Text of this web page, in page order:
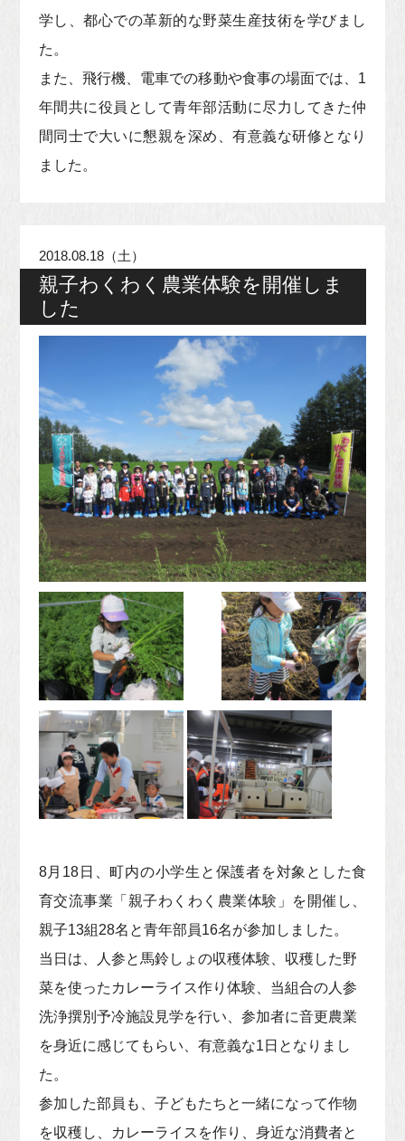
学し、都心での革新的な野菜生産技術を学びまし
た。
また、飛行機、電車での移動や食事の場面では、1
年間共に役員として青年部活動に尽力してきた仲
間同士で大いに懇親を深め、有意義な研修となり
ました。
2018.08.18（土）
親子わくわく農業体験を開催しま
した
8月18日、町内の小学生と保護者を対象とした食
育交流事業「親子わくわく農業体験」を開催し、
親子13組28名と青年部員16名が参加しました。
当日は、人参と馬鈴しょの収穫体験、収穫した野
菜を使ったカレーライス作り体験、当組合の人参
洗浄撰別予冷施設見学を行い、参加者に音更農業
を身近に感じてもらい、有意義な1日となりまし
た。
参加した部員も、子どもたちと一緒になって作物
を収穫し、カレーライスを作り、身近な消費者と